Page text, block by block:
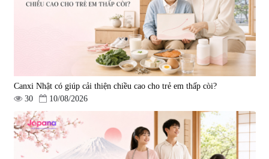
Canxi Nhật có giúp cải thiện chiều cao cho trẻ em thấp còi?
30
10/08/2026